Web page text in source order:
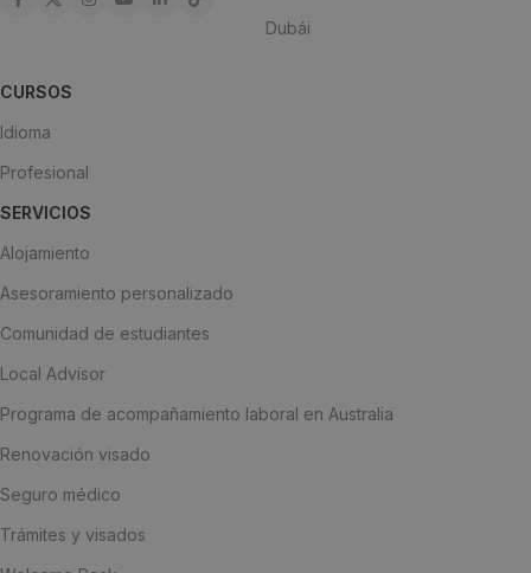
Dubái
CURSOS
Idioma
Profesional
SERVICIOS
Alojamiento
Asesoramiento personalizado
Comunidad de estudiantes
Local Advisor
Programa de acompañamiento laboral en Australia
Renovación visado
Seguro médico
Trámites y visados